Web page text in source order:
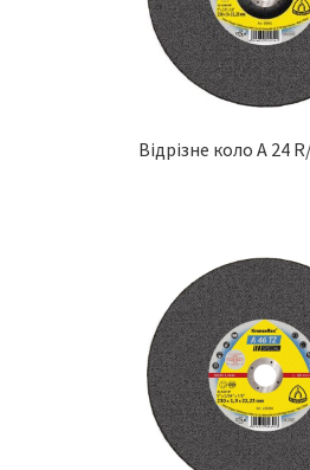
Відрізне коло A 24